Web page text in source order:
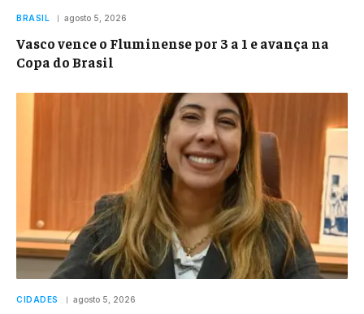
BRASIL agosto 5, 2026
Vasco vence o Fluminense por 3 a 1 e avança na
Copa do Brasil
CIDADES agosto 5, 2026